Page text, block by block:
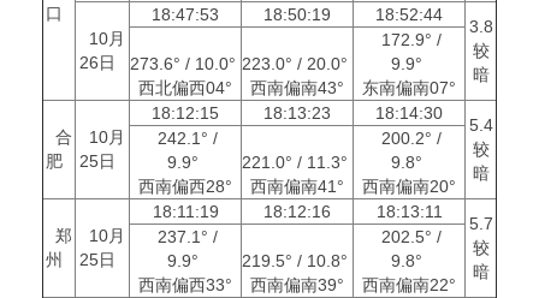
口
10月
26日
18:47:53 18:50:19 18:52:44
3.8
较
暗
273.6° / 10.0°
西北偏西04°
223.0° / 20.0°
西南偏南43°
172.9° /
9.9°
东南偏南07°
合
肥
10月
25日
18:12:15 18:13:23 18:14:30
5.4
较
暗
242.1° /
9.9°
西南偏西28°
221.0° / 11.3°
西南偏南41°
200.2° /
9.8°
西南偏南20°
郑
州
10月
25日
18:11:19 18:12:16 18:13:11
5.7
较
暗
237.1° /
9.9°
西南偏西33°
219.5° / 10.8°
西南偏南39°
202.5° /
9.8°
西南偏南22°